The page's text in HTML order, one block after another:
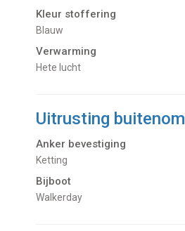
Kleur stoffering
Blauw
Verwarming
hete lucht
Uitrusting buitenom
Anker bevestiging
Ketting
Bijboot
Walkerday